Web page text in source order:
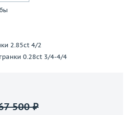
2.85ct 4/2
0.28ct 3/4-4/4
500 ₽